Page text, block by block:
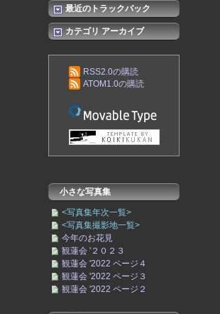
最近のトラックバック
カテゴリ アーカイブ
RSS2.0の購読
ATOM1.0の購読
小さな写真集
<写真集年次一覧>
<写真集撮影地一覧>
今年のお花見
観蓮会 '２０２３
観蓮会 '2022 ページ４
観蓮会 '2022 ページ３
観蓮会 '2022 ページ２